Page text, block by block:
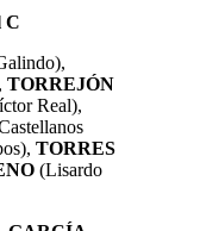
C
TORREJÓN
Real),
TORRES
(Lisardo